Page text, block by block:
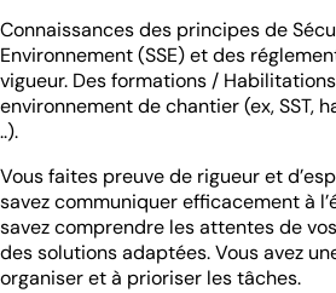
Connaissances des principes de
Environnement (SSE) et des
vigueur. Des formations /
environnement de chantier (ex, SST,
..).
Vous faites preuve de rigueur et
savez communiquer efficacement à
savez comprendre les attentes de
des solutions adaptées. Vous avez
organiser et à prioriser les tâches.